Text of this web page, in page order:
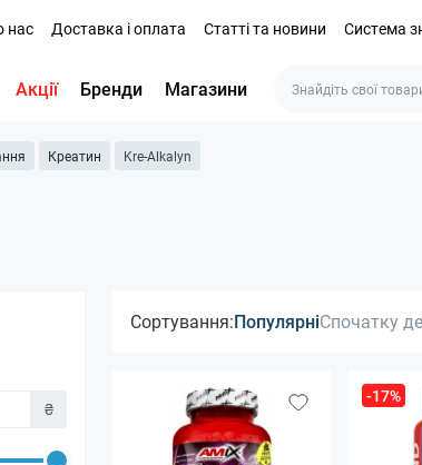
нас Доставка і оплата Статті та новини Система
Акції Бренди Магазини
Креатин Kre-Alkalyn
₴
Сортування:ПопулярніСпочатку
-17%